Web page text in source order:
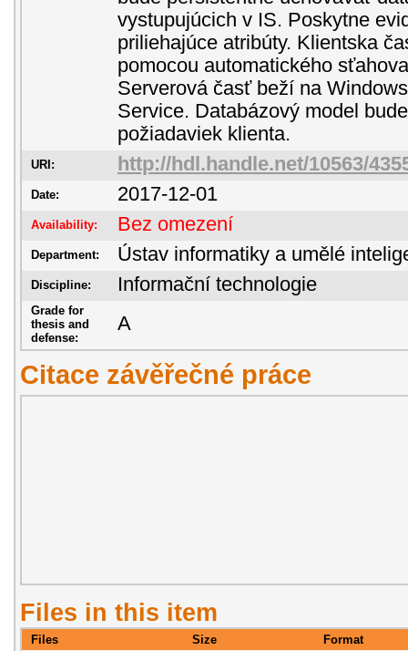
vystupujúcich v IS. Poskytne
priliehajúce atribúty. Klientska
pomocou automatického
Serverová časť beží na
Service. Databázový model
požiadaviek klienta.
URI: http://hdl.handle.net/10563/
Date: 2017-12-01
Availability: Bez omezení
Department: Ústav informatiky a umělé
Discipline: Informační technologie
Grade for
thesis and
defense:
A
Citace závěřečné práce
Files in this item
Files Size
Format